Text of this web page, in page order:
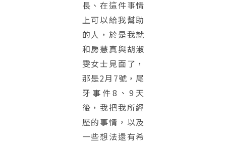
長、在這件事情
上可以給我幫助
的人，於是我就
和房慧真與胡淑
雯女士見面了，
那是2月7號，尾
牙事件8、9天
後，我把我所經
歷的事情，以及
一些想法還有希